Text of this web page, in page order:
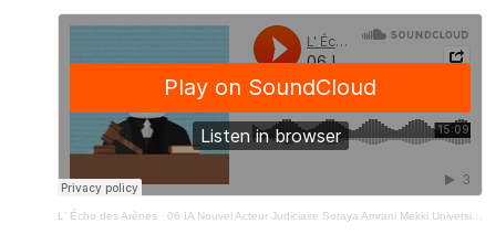
L' Écho des Arènes · 06 IA Nouvel Acteur Judiciaire Soraya Amrani Mekki Universite Paris Nanterre